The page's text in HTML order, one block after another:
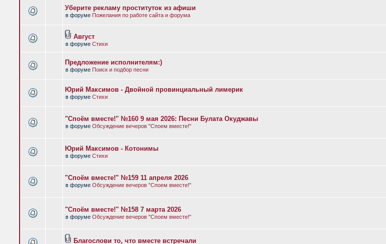
Уберите рекламу проституток из афиши
в форуме Пожелания по работе сайта и форума
Август
в форуме Стихи
Предложение исполнителям:)
в форуме Поиск и подбор песни
Юрий Максимов - Двойной провинциальный лимерик
в форуме Стихи
"Споём вместе!" №160 9 мая 2026: Песни Булата Окуджавы
в форуме Обсуждение вечеров "Споем вместе!"
Юрий Максимов - Котонимы
в форуме Стихи
"Споём вместе!" №159 11 апреля 2026
в форуме Обсуждение вечеров "Споем вместе!"
"Споём вместе!" №158 7 марта 2026
в форуме Обсуждение вечеров "Споем вместе!"
Благослови то, что вместе встречали